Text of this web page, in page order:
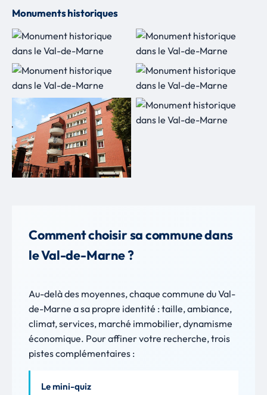
Monuments historiques
Comment choisir sa commune dans
le Val-de-Marne ?
Au-delà des moyennes, chaque commune du Val-
de-Marne a sa propre identité : taille, ambiance,
climat, services, marché immobilier, dynamisme
économique. Pour affiner votre recherche, trois
pistes complémentaires :
Le mini-quiz